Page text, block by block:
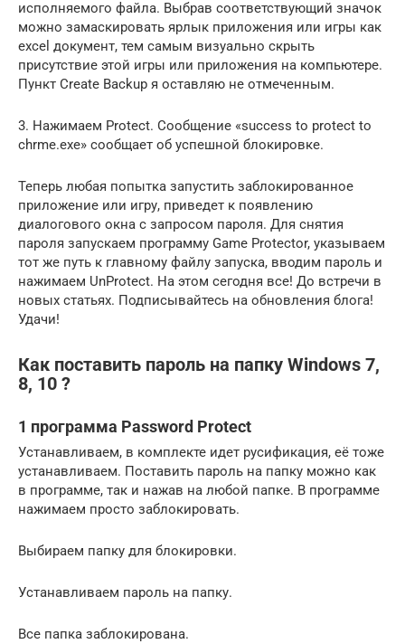
исполняемого файла. Выбрав соответствующий значок
можно замаскировать ярлык приложения или игры как
excel документ, тем самым визуально скрыть
присутствие этой игры или приложения на компьютере.
Пункт Create Backup я оставляю не отмеченным.
3. Нажимаем Protect. Сообщение «success to protect to
chrme.exe» сообщает об успешной блокировке.
Теперь любая попытка запустить заблокированное
приложение или игру, приведет к появлению
диалогового окна с запросом пароля. Для снятия
пароля запускаем программу Game Protector, указываем
тот же путь к главному файлу запуска, вводим пароль и
нажимаем UnProtect. На этом сегодня все! До встречи в
новых статьях. Подписывайтесь на обновления блога!
Удачи!
Как поставить пароль на папку Windows 7,
8, 10 ?
1 программа Password Protect
Устанавливаем, в комплекте идет русификация, её тоже
устанавливаем. Поставить пароль на папку можно как
в программе, так и нажав на любой папке. В программе
нажимаем просто заблокировать.
Выбираем папку для блокировки.
Устанавливаем пароль на папку.
Все папка заблокирована.